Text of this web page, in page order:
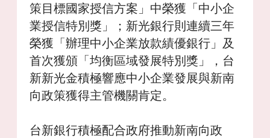
策目標國家授信方案」中榮獲「中小企
業授信特別獎」；新光銀行則連續三年
榮獲「辦理中小企業放款績優銀行」及
首次獲頒「均衡區域發展特別獎」，台
新新光金積極響應中小企業發展與新南
向政策獲得主管機關肯定。
台新銀行積極配合政府推動新南向政